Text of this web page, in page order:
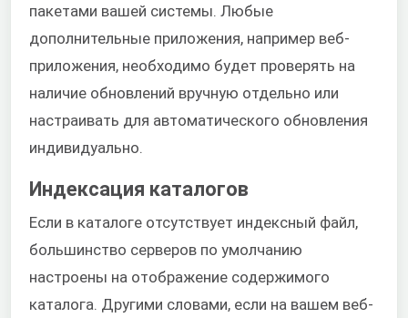
пакетами вашей системы. Любые
дополнительные приложения, например веб-
приложения, необходимо будет проверять на
наличие обновлений вручную отдельно или
настраивать для автоматического обновления
индивидуально.
Индексация каталогов
Если в каталоге отсутствует индексный файл,
большинство серверов по умолчанию
настроены на отображение содержимого
каталога. Другими словами, если на вашем веб-